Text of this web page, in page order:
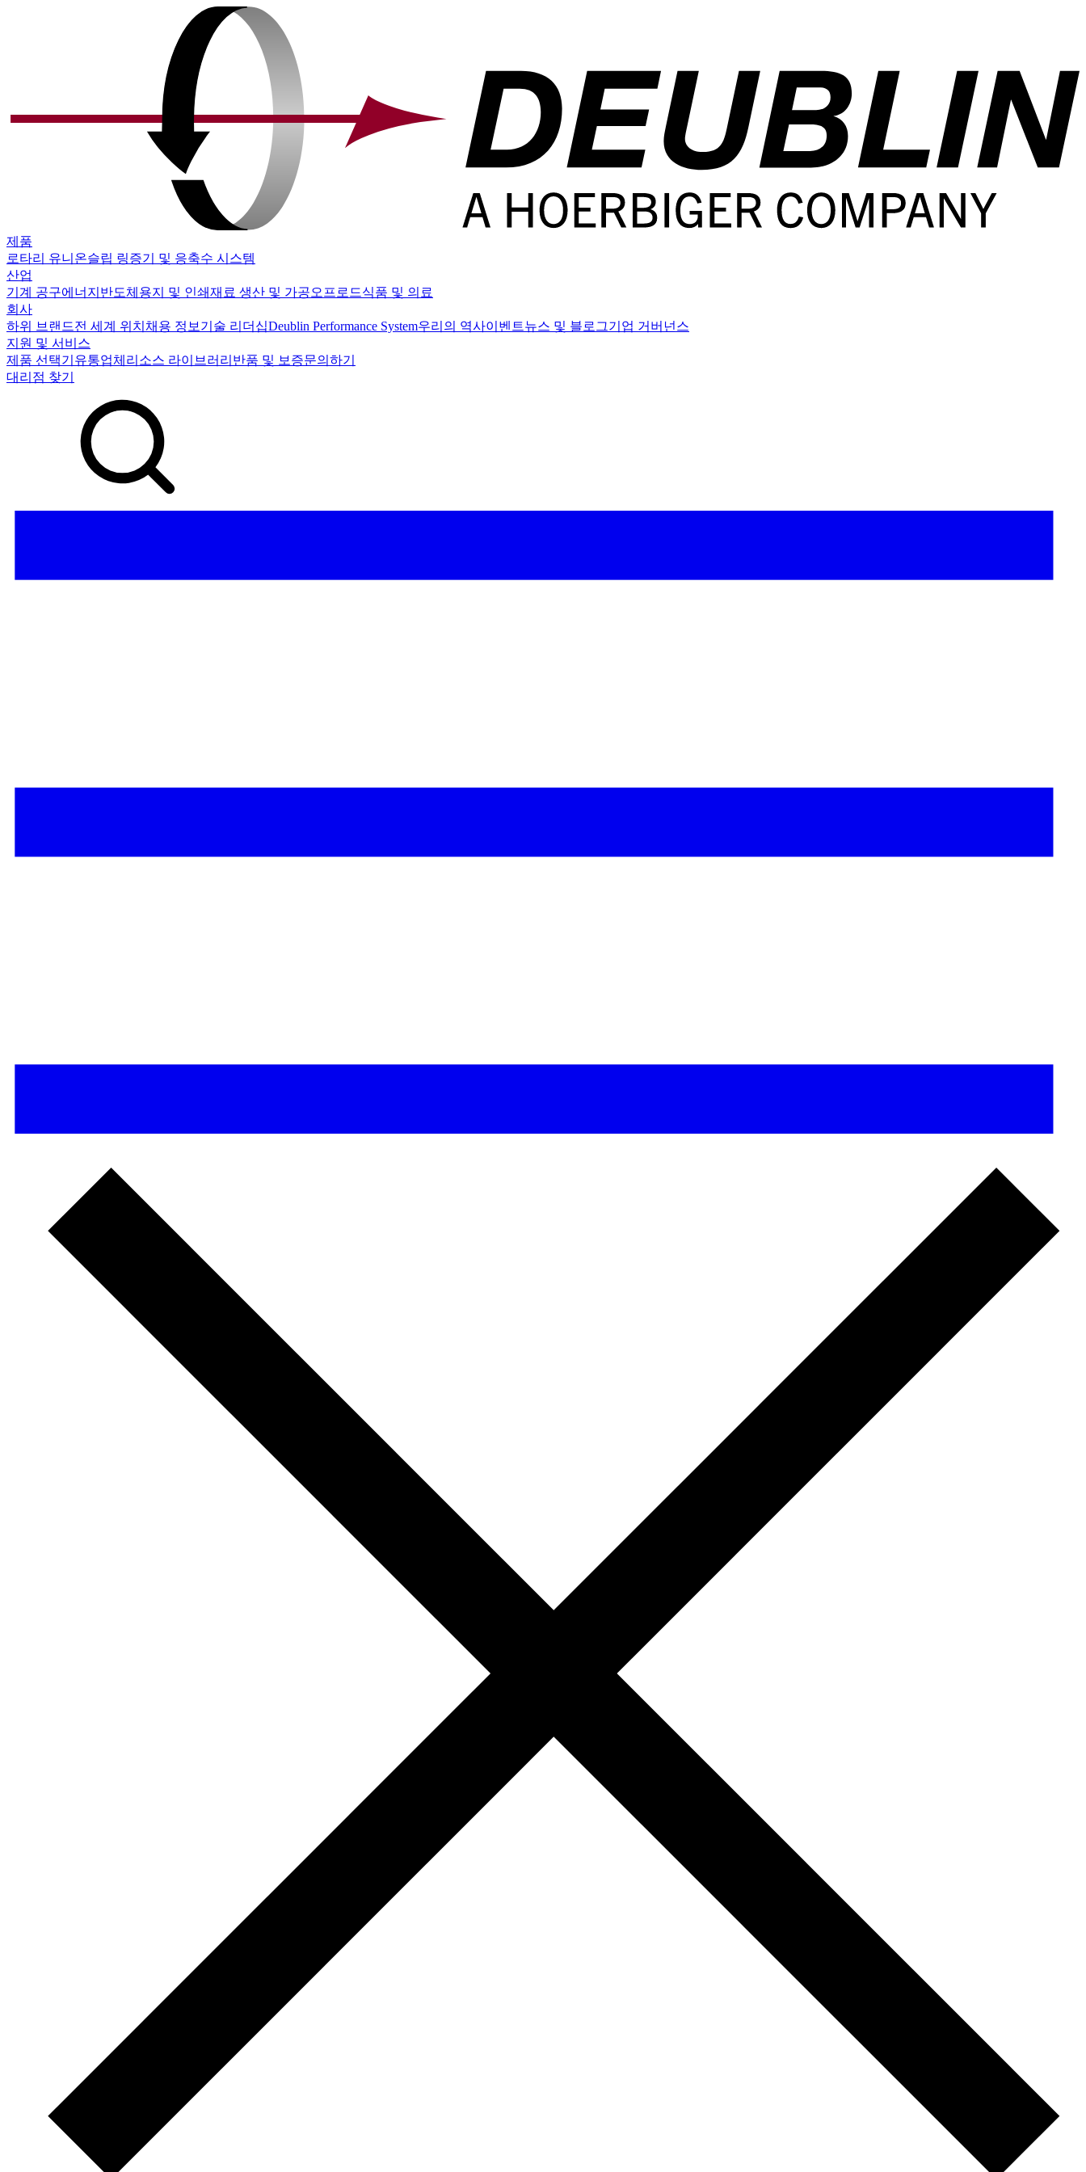
제품
로타리 유니온슬립 링증기 및 응축수 시스템
산업
기계 공구에너지 반도체 용지 및 인쇄재료 생산 및 가공오프로드식품 및 의료
회사
하위 브랜드전 세계 위치 채용 정보 기술 리더십Deublin Performance System우리의 역사이벤트뉴스 및 블로그기업 거버넌스
지원 및 서비스
제품 선택기 유통업체 리소스 라이브러리 반품 및 보증문의하기
대리점 찾기